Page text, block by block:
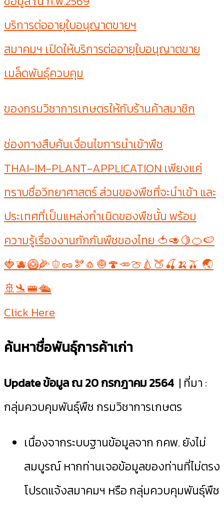
บริการต่ออายุใบอนุญาตขายฯ
สมาคมฯ เปิดให้บริการต่ออายุใบอนุญาตขาย
เมล็ดพันธุ์ควบคุม
ของกรมวิชาการเกษตรให้กับร้านค้าสมาชิก
ช่องทางสืบค้นเงื่อนไขการนำเข้าพืช
THAI-IM-PLANT-APPLICATION เพียงแค่
ทราบชื่อวิทยาศาสตร์ ส่วนของพืชที่จะนำเข้า และ
ประเทศที่เป็นแหล่งกำเนิดของพืชนั้น พร้อม
ความรู้เรื่องงานกักกันพืชของไทย 🍅🥑🍋🍊🍉
🍓🫐🥝🌽🫑🥜🫘🧄🧅🍄🥕🍈🍐🍑🍒🍌🫒 🌏
🚢🛬🚝🛳
Click Here
ค้นหาชื่อพันธุ์การค้าเก่า
Update ข้อมูล ณ 20 กรกฎาคม 2564 | ที่มา :
กลุ่มควบคุมพันธุ์พืช กรมวิชาการเกษตร
เนื่องจากระบบฐานข้อมูลจาก กคพ. ยังไม่
สมบูรณ์ หากท่านเจอข้อมูลของท่านที่ไม่ตรง
โปรดแจ้งสมาคมฯ หรือ กลุ่มควบคุมพันธุ์พืช